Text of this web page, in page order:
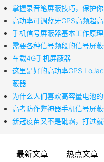
掌握录音笔屏蔽技巧，保护
高功率可调蓝牙GPS高频超
手机信号屏蔽器基本工作原
需要各种信号频段的信号屏
车载4G手机屏蔽器
这里是好的高功率GPS
蔽器
为什么人们喜欢高容量电池的
高考防作弊神器手机信号屏
新冠疫苗又不是砒霜，打过就
最新文章 热点文章